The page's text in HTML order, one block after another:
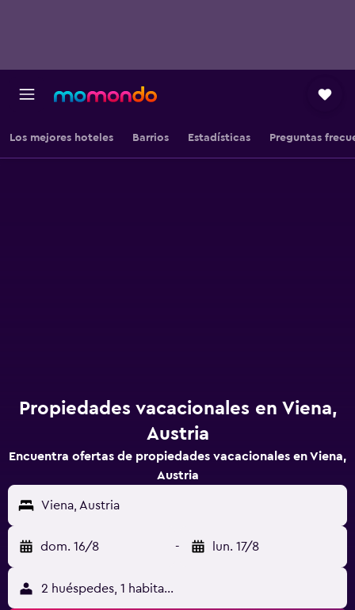
Los mejores hoteles Barrios Estadísticas Preguntas
Propiedades vacacionales en Viena,
Austria
Encuentra ofertas de propiedades vacacionales en Viena,
Austria
Viena, Austria
dom. 16/8 - lun. 17/8
2 huéspedes, 1 habitación